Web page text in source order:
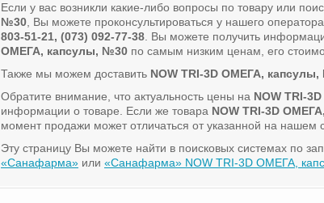
Если у вас возникли какие-либо вопросы по товару или
№30 , Вы можете проконсультироваться у нашего
803-51-21, (073) 092-77-38 . Вы можете получить
ОМЕГА, капсулы, №30 по самым низким ценам, его
Также мы можем доставить NOW TRI-3D ОМЕГА,
Обратите внимание, что актуальность цены на NOW TRI-
информации о товаре. Если же товара NOW TRI-3D
момент продажи может отличаться от указанной на нашем
Эту страницу Вы можете найти в поисковых системах по
«Санафарма» или «Санафарма» NOW TRI-3D ОМЕГА,